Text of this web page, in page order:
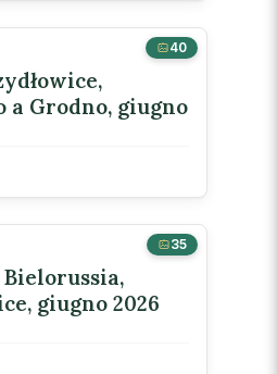
40
a Grodno, giugno
35
giugno 2026